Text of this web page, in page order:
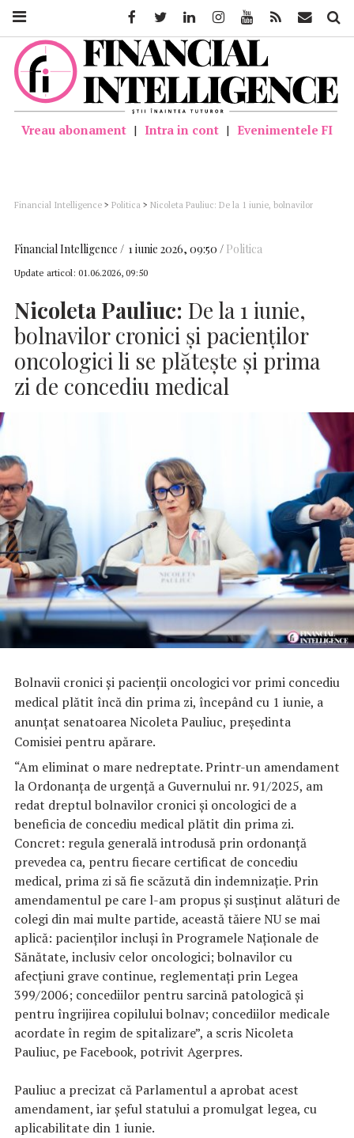
Vreau abonament | Intra in cont | Evenimentele FI
Financial Intelligence > Politica > Nicoleta Pauliuc: De la 1 iunie, bolnavilor
Financial Intelligence 1 iunie 2026, 09:50 Politica
Update articol: 01.06.2026, 09:50
Nicoleta Pauliuc: De la 1 iunie,
bolnavilor cronici şi pacienţilor
oncologici li se plăteşte şi prima
zi de concediu medical
Bolnavii cronici şi pacienţii oncologici vor primi concediu
medical plătit încă din prima zi, începând cu 1 iunie, a
anunţat senatoarea Nicoleta Pauliuc, preşedinta
Comisiei pentru apărare.
“Am eliminat o mare nedreptate. Printr-un amendament
la Ordonanţa de urgenţă a Guvernului nr. 91/2025, am
redat dreptul bolnavilor cronici şi oncologici de a
beneficia de concediu medical plătit din prima zi.
Concret: regula generală introdusă prin ordonanţă
prevedea ca, pentru fiecare certificat de concediu
medical, prima zi să fie scăzută din indemnizaţie. Prin
amendamentul pe care l-am propus şi susţinut alături de
colegi din mai multe partide, această tăiere NU se mai
aplică: pacienţilor incluşi în Programele Naţionale de
Sănătate, inclusiv celor oncologici; bolnavilor cu
afecţiuni grave continue, reglementaţi prin Legea
399/2006; concediilor pentru sarcină patologică şi
pentru îngrijirea copilului bolnav; concediilor medicale
acordate în regim de spitalizare”, a scris Nicoleta
Pauliuc, pe Facebook, potrivit Agerpres.
Pauliuc a precizat că Parlamentul a aprobat acest
amendament, iar şeful statului a promulgat legea, cu
aplicabilitate din 1 iunie.
FacebookTwitter LinkedinInstagramYoutube Feed Mail